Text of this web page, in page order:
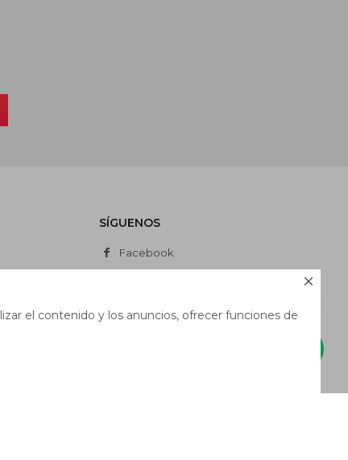

el contenido y los anuncios, ofrecer funciones de
SÍGUENOS
Facebook